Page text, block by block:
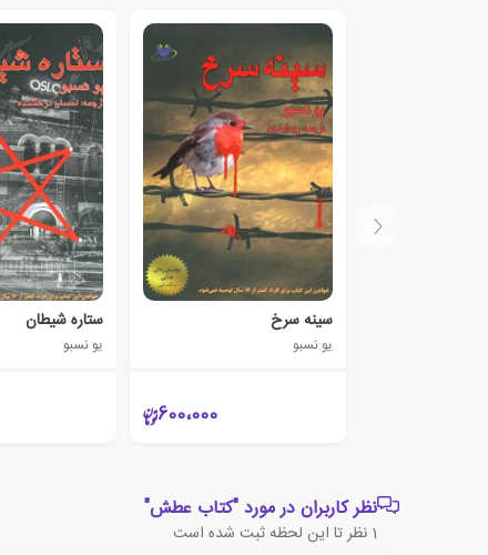
سینه سرخ
یو نسبو
600،000
ستاره شیطان
یو نسبو
نظر کاربران در مورد "کتاب عطش"
1 نظر تا این لحظه ثبت شده است